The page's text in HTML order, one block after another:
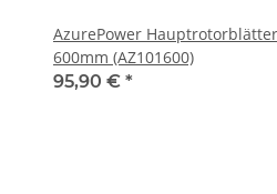
AzurePower Hauptrotorblätter
600mm (AZ101600)
95,90 € *